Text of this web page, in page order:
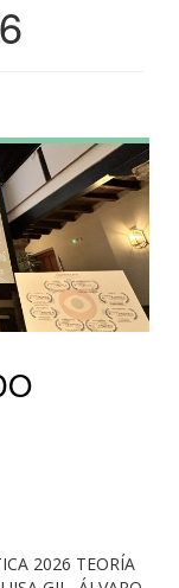
2026 TEORÍA